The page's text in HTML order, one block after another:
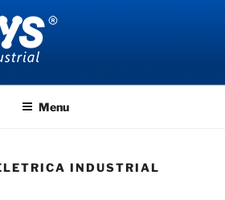
Menu
INDUSTRIAL